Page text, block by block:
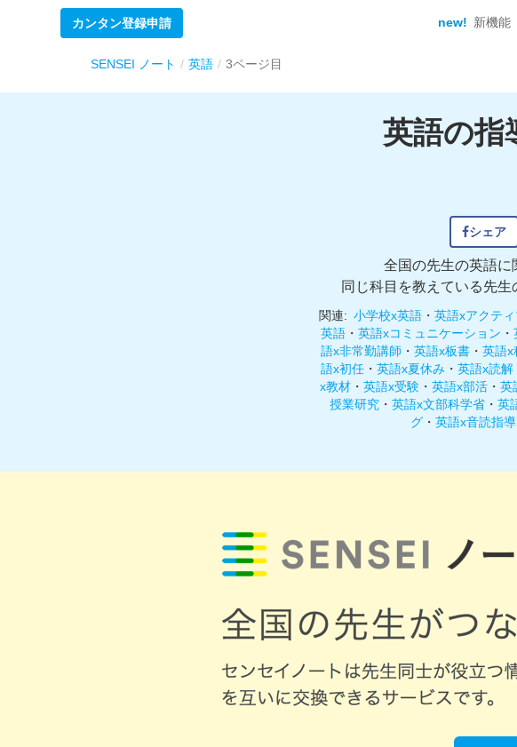
カンタン登録申請 new! 新機能
SENSEI ノート 英語 3ページ目
英語の指
シェア
全国の先生の英語に
同じ科目を教えている先生
関連: 小学校x英語・ 英語xアクテ
英語・ 英語xコミュニケーション ・
語x非常勤講師 ・ 英語x板書・ 英語x
語x初任・ 英語x夏休み ・ 英語x読解
x教材・ 英語x受験・ 英語x部活・ 英
授業研究 ・ 英語x文部科学省 ・ 英
グ ・ 英語x音読指導